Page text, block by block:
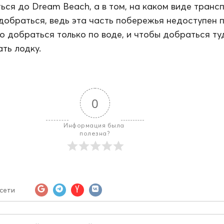
до Dream Beach, а в том, на каком виде
ведь эта часть побережья недоступен
только по воде, и чтобы добраться
лодку.
0
Информация была
полезна?